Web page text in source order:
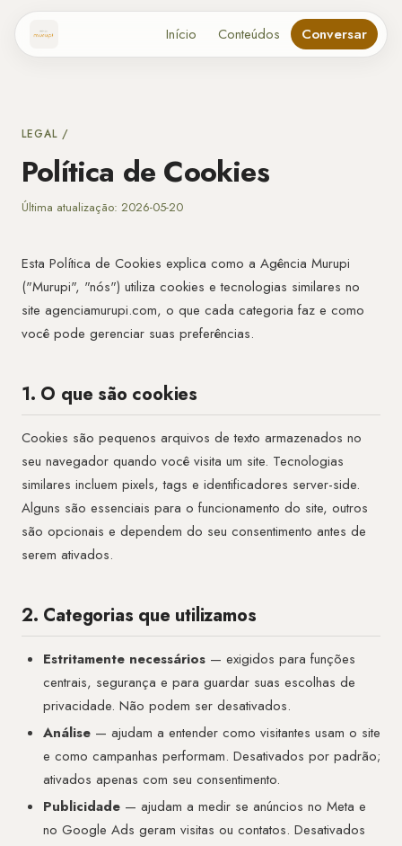
Início Conteúdos Conversar
LEGAL /
Política de Cookies
Última atualização: 2026-05-20
Esta Política de Cookies explica como a Agência Murupi
("Murupi", "nós") utiliza cookies e tecnologias similares no
site agenciamurupi.com, o que cada categoria faz e como
você pode gerenciar suas preferências.
1. O que são cookies
Cookies são pequenos arquivos de texto armazenados no
seu navegador quando você visita um site. Tecnologias
similares incluem pixels, tags e identificadores server-side.
Alguns são essenciais para o funcionamento do site, outros
são opcionais e dependem do seu consentimento antes de
serem ativados.
2. Categorias que utilizamos
Estritamente necessários — exigidos para funções
centrais, segurança e para guardar suas escolhas de
privacidade. Não podem ser desativados.
Análise — ajudam a entender como visitantes usam o site
e como campanhas performam. Desativados por padrão;
ativados apenas com seu consentimento.
Publicidade — ajudam a medir se anúncios no Meta e
no Google Ads geram visitas ou contatos. Desativados